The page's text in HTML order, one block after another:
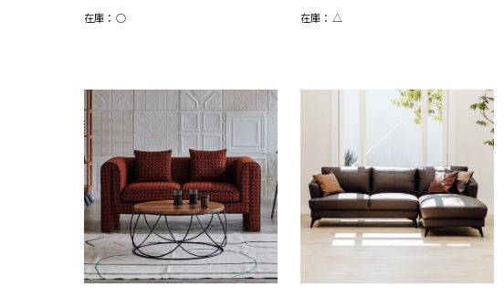
在庫： ○
在庫： △